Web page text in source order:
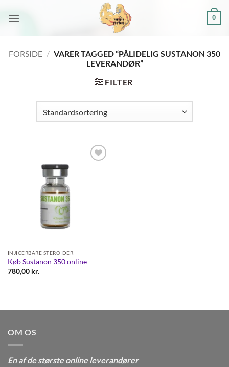
0
FORSIDE / VARER TAGGED “PÅLIDELIG SUSTANON 350
LEVERANDØR”
FILTER
INJICERBARE STEROIDER
Køb Sustanon 350 online
780,00 kr.
OM OS
En af de største online leverandører